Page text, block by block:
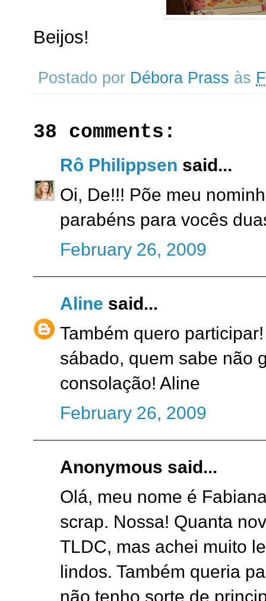
Beijos!
Postado por Débora Prass às
38 comments:
Rô Philippsen said...
Oi, De!!! Põe meu
parabéns para vocês
February 26, 2009
Aline said...
Também quero
sábado, quem sabe não
consolação! Aline
February 26, 2009
Anonymous said...
Olá, meu nome é
scrap. Nossa! Quanta
TLDC, mas achei muito
lindos. Também queria
não tenho sorte de